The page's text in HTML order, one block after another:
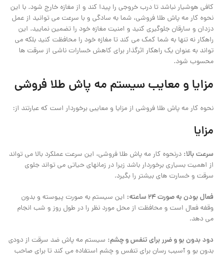
کافی هوشیار نباشد تا درب خروجی را پیدا کند و از مغازه خارج شود. با این
نحوه کار مه پاش طلا فروشی، شما به سادگی و با سرعت می ‌توانید از عمل
دزدان و سارقان جلوگیری کنید و امنیت مغازه خود را تضمین نمایید. این
راهکار نه تنها به شما کمک می ‌کند تا مغازه خود را محافظت کنید بلکه می
‌تواند به عنوان یک راهکار اثرگذار برای کاهش خسارات ناشی از سرقت ‌ها
محسوب شود.
مزایا و معایب سیستم مه پاش طلا فروشی
نحوه کار مه پاش طلا فروشی از مزایا و معایبی برخوردار است که عبارتند از:
مزایا
سرعت بالا: درنحوه کار مه پاش طلا فروشی، این سرعت عملکرد بالا می‌ تواند
از اهمیت بسیاری برخوردار باشد زیرا در زمانهای حیاتی می‌ تواند جلوی
سرقت و خسارت‌ های بیشتر را بگیرد.
فعال بودن به صورت 24 ساعته:
این سیستم به صورت پیوسته و بدون
وقفه فعال است و محافظت از محل مورد نظر را در طول روز و شب انجام
می ‌دهد.
دود بدون بو و ضرر برای تنفس و چشم: سیستم مه پاش ضد سرقت از دودی
بدون بو و آسیب ‌رسان برای تنفس و چشم استفاده می ‌کند تا برای صاحب